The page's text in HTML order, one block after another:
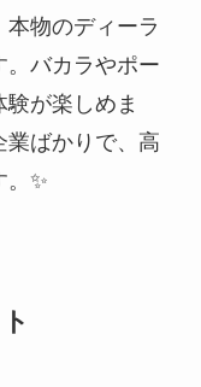
物のディーラ
。バカラやポー
が楽しめま
業ばかりで、高
✨